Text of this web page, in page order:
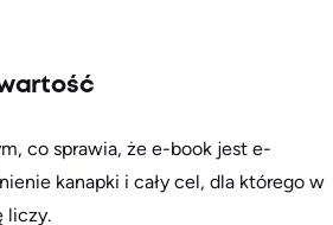
co sprawia, że e-book jest e-
kanapki i cały cel, dla którego w
liczy.